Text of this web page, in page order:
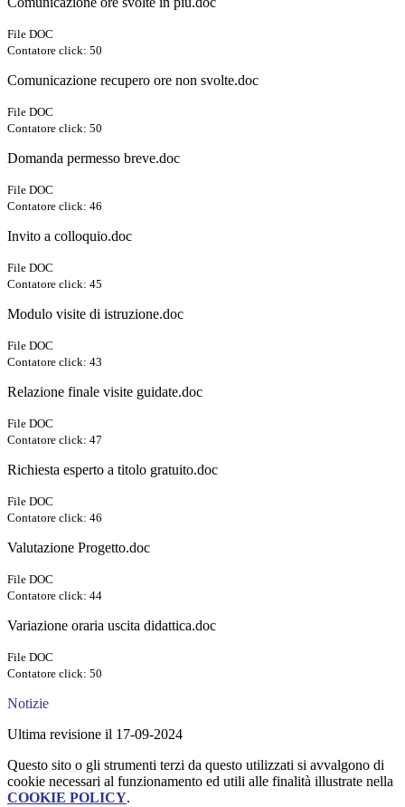
File DOC
Contatore click: 50
Comunicazione recupero ore non svolte.doc
File DOC
Contatore click: 50
Domanda permesso breve.doc
File DOC
Contatore click: 46
Invito a colloquio.doc
File DOC
Contatore click: 45
Modulo visite di istruzione.doc
File DOC
Contatore click: 43
Relazione finale visite guidate.doc
File DOC
Contatore click: 47
Richiesta esperto a titolo gratuito.doc
File DOC
Contatore click: 46
Valutazione Progetto.doc
File DOC
Contatore click: 44
Variazione oraria uscita didattica.doc
File DOC
Contatore click: 50
Notizie
Ultima revisione il 17-09-2024
Questo sito o gli strumenti terzi da questo utilizzati si avvalgono di
cookie necessari al funzionamento ed utili alle finalità illustrate nella
COOKIE POLICY.